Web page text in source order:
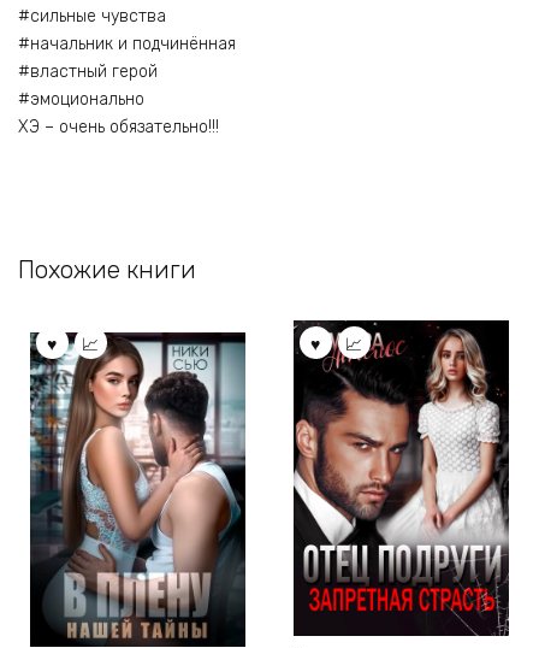
#сильные чувства
#начальник и подчинённая
#властный герой
#эмоционально
ХЭ – очень обязательно!!!
Похожие книги